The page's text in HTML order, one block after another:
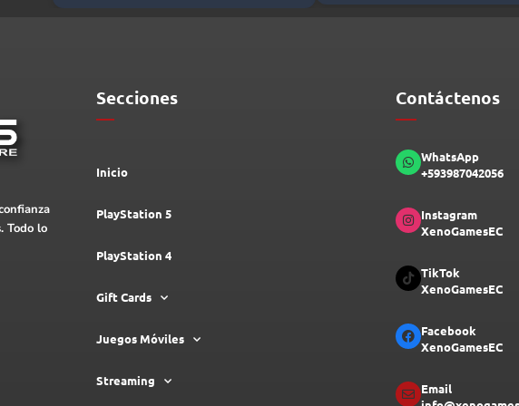
Todo lo
Secciones
Inicio
PlayStation 5
PlayStation 4
Gift Cards
Juegos Móviles
Streaming
Contáctenos
WhatsApp
+593987042056
Instagram
XenoGamesEC
TikTok
XenoGamesEC
Facebook
XenoGamesEC
Email